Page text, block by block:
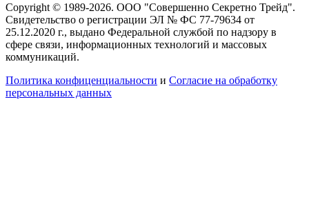
Copyright © 1989-2026. ООО "Совершенно Секретно Трейд".
Свидетельство о регистрации ЭЛ № ФС 77-79634 от
25.12.2020 г., выдано Федеральной службой по надзору в
сфере связи, информационных технологий и массовых
коммуникаций.
Политика конфиценциальности и Согласие на обработку
персональных данных